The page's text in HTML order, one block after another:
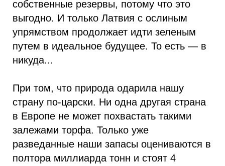
собственные резервы, потому что это
выгодно. И только Латвия с ослиным
упрямством продолжает идти зеленым
путем в идеальное будущее. То есть — в
никуда...
При том, что природа одарила нашу
страну по-царски. Ни одна другая страна
в Европе не может похвастать такими
залежами торфа. Только уже
разведанные наши запасы оцениваются в
полтора миллиарда тонн и стоят 4